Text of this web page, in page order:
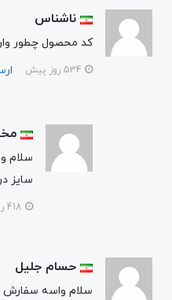
ناشناس
کد محصول چطور
سلام
سایز
حسام جلیل
سلام واسه